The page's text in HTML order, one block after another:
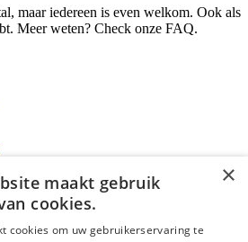
maar iedereen is even welkom. Ook als
Meer weten? Check onze FAQ.
App
×
maakt gebruik
cookies.
cookies om uw gebruikerservaring te